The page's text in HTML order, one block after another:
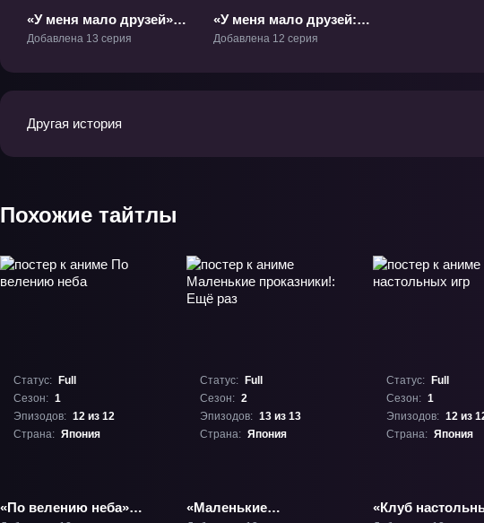
«У меня мало друзей»
ТВ-1
Добавлена 13 серия
«У меня мало друзей:
Продолжение» ТВ-2
Добавлена 12 серия
Другая история
Похожие тайтлы
Статус:
Full
Сезон: 1
Эпизодов: 12 из 12
Страна: Япония
«По велению неба»
Статус:
Full
Сезон: 2
Эпизодов: 13 из 13
Страна: Япония
«Маленькие
Статус:
Full
Сезон: 1
Эпизодов: 12 из
Страна: Япония
«Клуб